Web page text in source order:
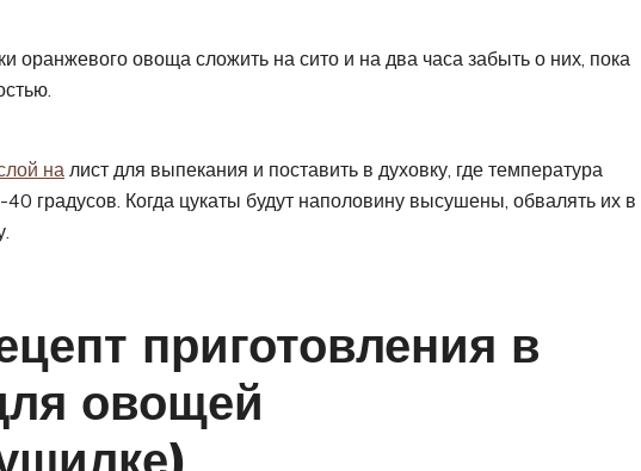
оранжевого овоща сложить на сито и на два часа забыть о них, пока
налист для выпекания и поставить в духовку, где температура
градусов. Когда цукаты будут наполовину высушены, обвалять их в
приготовления в
овощей